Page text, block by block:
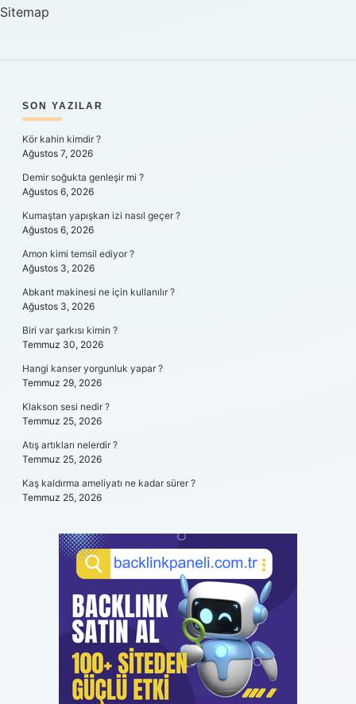
Sitemap
SIDEBAR
SON YAZILAR
Kör kahin kimdir ?
Ağustos 7, 2026
Demir soğukta genleşir mi ?
Ağustos 6, 2026
Kumaştan yapışkan izi nasıl geçer ?
Ağustos 6, 2026
Amon kimi temsil ediyor ?
Ağustos 3, 2026
Abkant makinesi ne için kullanılır ?
Ağustos 3, 2026
Biri var şarkısı kimin ?
Temmuz 30, 2026
Hangi kanser yorgunluk yapar ?
Temmuz 29, 2026
Klakson sesi nedir ?
Temmuz 25, 2026
Atış artıkları nelerdir ?
Temmuz 25, 2026
Kaş kaldırma ameliyatı ne kadar sürer ?
Temmuz 25, 2026